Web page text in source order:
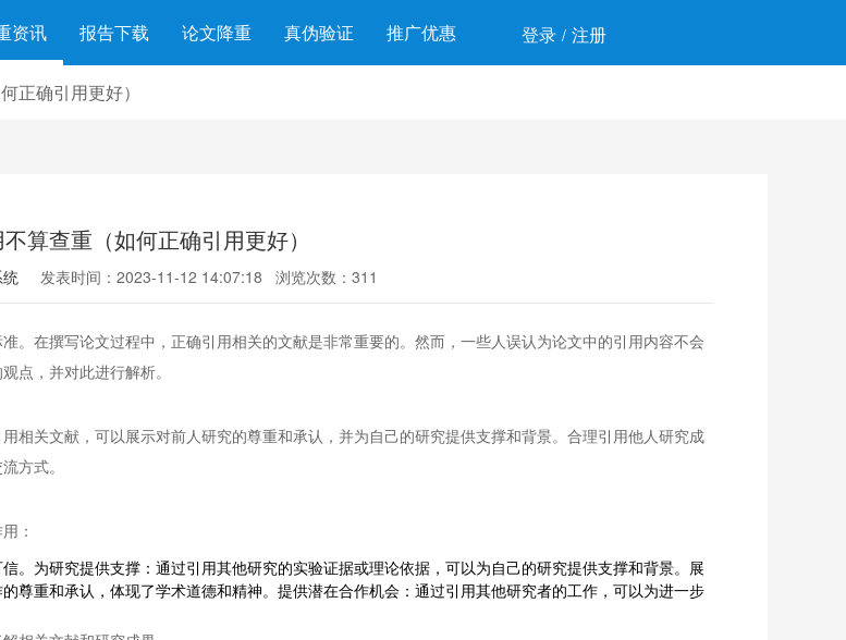
资讯 报告下载 论文降重 真伪验证 推广优惠 登录 / 注册
正确引用更好）
算查重（如何正确引用更好）
发表时间：2023-11-12 14:07:18 浏览次数：311
。在撰写论文过程中，正确引用相关的文献是非常重要的。然而，一些人误认为论文中的引用内容不会
点，并对此进行解析。
相关文献，可以展示对前人研究的尊重和承认，并为自己的研究提供支撑和背景。合理引用他人研究成
方式。
：
。为研究提供支撑：通过引用其他研究的实验证据或理论依据，可以为自己的研究提供支撑和背景。展
尊重和承认，体现了学术道德和精神。提供潜在合作机会：通过引用其他研究者的工作，可以为进一步